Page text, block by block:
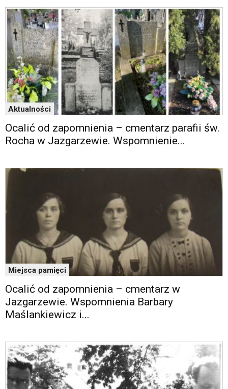
Aktualności
Ocalić od zapomnienia – cmentarz parafii św.
Rocha w Jazgarzewie. Wspomnienie...
Miejsca pamięci
Ocalić od zapomnienia – cmentarz w
Jazgarzewie. Wspomnienia Barbary
Maślankiewicz i...